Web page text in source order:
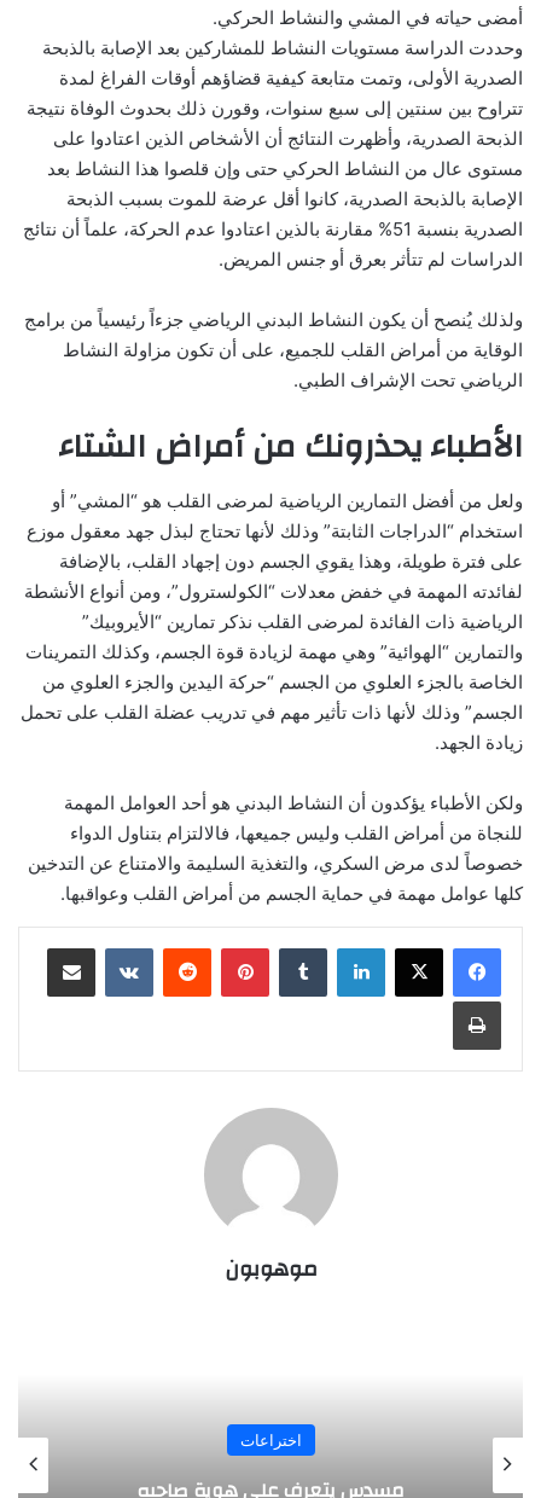
أمضى حياته في المشي والنشاط الحركي.
وحددت الدراسة مستويات النشاط للمشاركين بعد الإصابة بالذبحة
الصدرية الأولى، وتمت متابعة كيفية قضاؤهم أوقات الفراغ لمدة
تتراوح بين سنتين إلى سبع سنوات، وقورن ذلك بحدوث الوفاة نتيجة
الذبحة الصدرية، وأظهرت النتائج أن الأشخاص الذين اعتادوا على
مستوى عال من النشاط الحركي حتى وإن قلصوا هذا النشاط بعد
الإصابة بالذبحة الصدرية، كانوا أقل عرضة للموت بسبب الذبحة
الصدرية بنسبة 51% مقارنة بالذين اعتادوا عدم الحركة، علماً أن نتائج
الدراسات لم تتأثر بعرق أو جنس المريض.
ولذلك يُنصح أن يكون النشاط البدني الرياضي جزءاً رئيسياً من برامج
الوقاية من أمراض القلب للجميع، على أن تكون مزاولة النشاط
الرياضي تحت الإشراف الطبي.
الأطباء يحذرونك من أمراض الشتاء
ولعل من أفضل التمارين الرياضية لمرضى القلب هو “المشي” أو
استخدام “الدراجات الثابتة” وذلك لأنها تحتاج لبذل جهد معقول موزع
على فترة طويلة، وهذا يقوي الجسم دون إجهاد القلب، بالإضافة
لفائدته المهمة في خفض معدلات “الكولسترول”، ومن أنواع الأنشطة
الرياضية ذات الفائدة لمرضى القلب نذكر تمارين “الأيروبيك”
والتمارين “الهوائية” وهي مهمة لزيادة قوة الجسم، وكذلك التمرينات
الخاصة بالجزء العلوي من الجسم “حركة اليدين والجزء العلوي من
الجسم” وذلك لأنها ذات تأثير مهم في تدريب عضلة القلب على تحمل
زيادة الجهد.
ولكن الأطباء يؤكدون أن النشاط البدني هو أحد العوامل المهمة
للنجاة من أمراض القلب وليس جميعها، فالالتزام بتناول الدواء
خصوصاً لدى مرض السكري، والتغذية السليمة والامتناع عن التدخين
كلها عوامل مهمة في حماية الجسم من أمراض القلب وعواقبها.
لينكدإن بينتيريست
موهوبون
المجلة
طفل مصري يخرج قصاصات الورق من أنفه